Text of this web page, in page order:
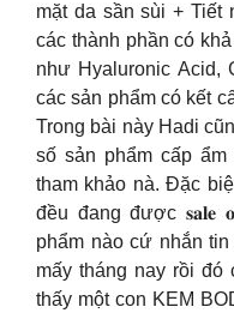
mặt da sần sùi + Tiết
các thành phần có
như Hyaluronic
các sản phẩm có kết
Trong bài này Hadi
số sản phẩm cấp
tham khảo nà. Đặc
đều đang được 𝐬𝐚𝐥𝐞
phẩm nào cứ nhắn
mấy tháng nay rồi
thấy một con KEM